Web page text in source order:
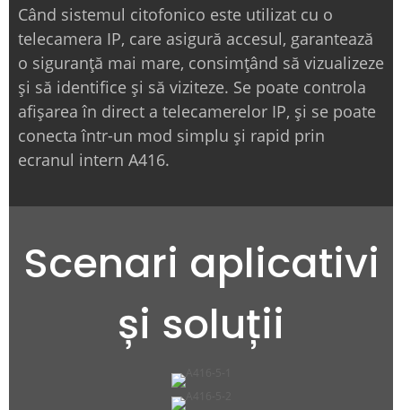
Când sistemul citofonico este utilizat cu o
telecamera IP, care asigură accesul, garantează
o siguranță mai mare, consimțând să vizualizeze
și să identifice și să viziteze. Se poate controla
afișarea în direct a telecamerelor IP, și se poate
conecta într-un mod simplu și rapid prin
ecranul intern A416.
Scenari aplicativi
și soluții